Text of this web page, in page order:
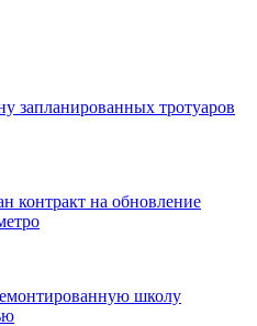
запланированных тротуаров
контракт на обновление
школу